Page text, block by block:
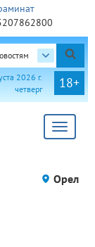
18+
2026 г.
четверг
Toggle
Орел